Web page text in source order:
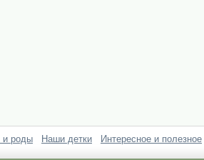
и роды Наши детки Интересное и полезное